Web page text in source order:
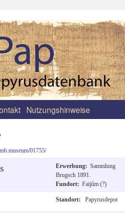
Nutzungshinweise
01755/
Erwerbung: Sammlung
Brugsch 1891.
Fundort: Faijûm (?)
Standort: Papyrusdepot